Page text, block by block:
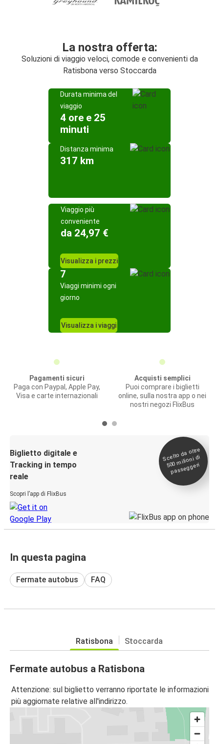
La nostra offerta:
Soluzioni di viaggio veloci, comode e convenienti da
Ratisbona verso Stoccarda
Durata minima del
viaggio
4 ore e 25
minuti
Distanza minima
317 km
Viaggio più
conveniente
da 24,97 €
Visualizza i prezzi
7
Viaggi minimi ogni
giorno
Visualizza i viaggi
Pagamenti sicuri
Paga con Paypal, Apple Pay,
Visa e carte internazionali
Acquisti semplici
Puoi comprare i biglietti
online, sulla nostra app o nei
nostri negozi FlixBus
Biglietto digitale e
Tracking in tempo
reale
Scopri l’app di FlixBus
Scelto da oltre
500
milioni di
passeggeri
In questa pagina
Fermate autobus FAQ
Ratisbona Stoccarda
Fermate autobus a Ratisbona
Attenzione: sul biglietto verranno riportate le informazioni
più aggiornate relative all'indirizzo.